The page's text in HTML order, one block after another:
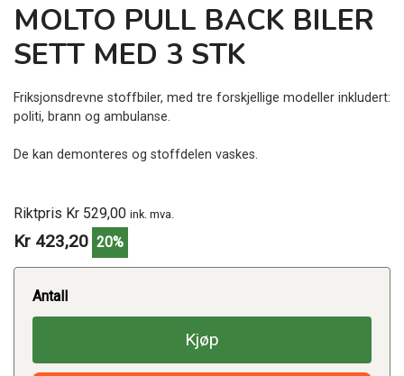
MOLTO PULL BACK BILER
SETT MED 3 STK
Friksjonsdrevne stoffbiler, med tre forskjellige modeller inkludert:
politi, brann og ambulanse.
De kan demonteres og stoffdelen vaskes.
Riktpris Kr 529,00 ink. mva.
Kr 423,20 20%
Antall
Kjøp